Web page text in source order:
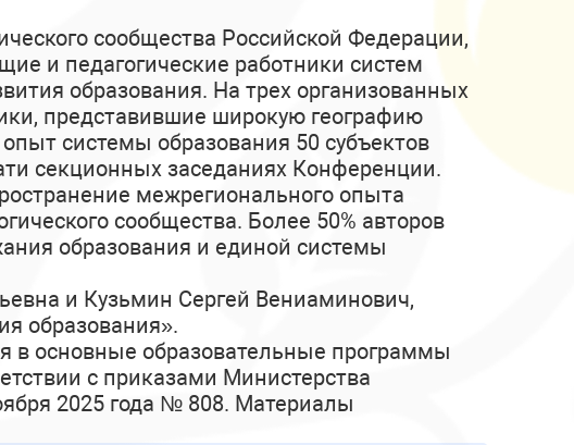
сообщества Российской Федерации,
и педагогические работники систем
образования. На трех организованных
представившие широкую географию
системы образования 50 субъектов
секционных заседаниях Конференции.
межрегионального опыта
сообщества. Более 50% авторов
образования и единой системы
и Кузьмин Сергей Вениаминович,
образования».
в основные образовательные программы
с приказами Министерства
2025 года № 808. Материалы